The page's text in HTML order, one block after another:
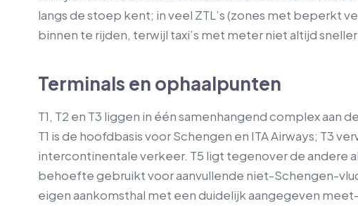
langs de stoep kent; in veel ZTL’s (zones met beperkt
binnen te rijden, terwijl taxi’s met meter niet altijd
Terminals en ophaalpunten
T1, T2 en T3 liggen in één samenhangend complex aan
T1 is de hoofdbasis voor Schengen en ITA Airways; T3
intercontinentale verkeer. T5 ligt tegenover de andere
behoefte gebruikt voor aanvullende niet-Schengen-
eigen aankomsthal met een duidelijk aangegeven